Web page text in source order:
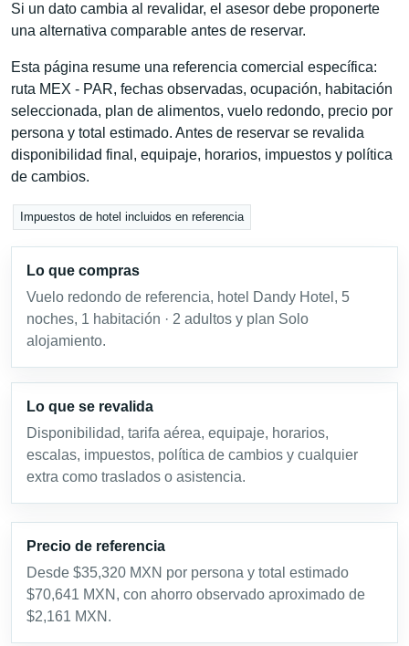
Si un dato cambia al revalidar, el asesor debe proponerte
una alternativa comparable antes de reservar.
Esta página resume una referencia comercial específica:
ruta MEX - PAR, fechas observadas, ocupación, habitación
seleccionada, plan de alimentos, vuelo redondo, precio por
persona y total estimado. Antes de reservar se revalida
disponibilidad final, equipaje, horarios, impuestos y política
de cambios.
Impuestos de hotel incluidos en referencia
Lo que compras
Vuelo redondo de referencia, hotel Dandy Hotel, 5
noches, 1 habitación · 2 adultos y plan Solo
alojamiento.
Lo que se revalida
Disponibilidad, tarifa aérea, equipaje, horarios,
escalas, impuestos, política de cambios y cualquier
extra como traslados o asistencia.
Precio de referencia
Desde $35,320 MXN por persona y total estimado
$70,641 MXN, con ahorro observado aproximado de
$2,161 MXN.